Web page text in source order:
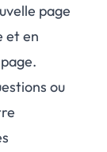
page
et en
ou